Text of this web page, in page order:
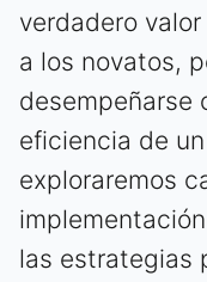
verdadero
a los novatos,
desempeñarse
eficiencia de
exploraremos
las estrategias